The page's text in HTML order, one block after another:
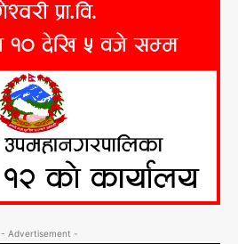
- Advertisement -